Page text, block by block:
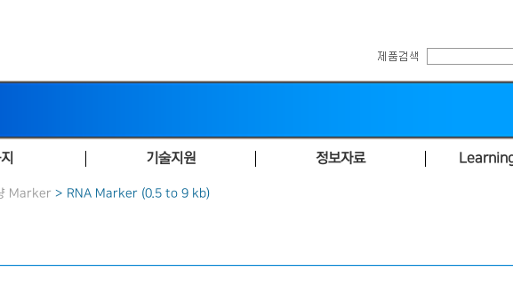
기술지원 정보자료
Marker > RNA Marker (0.5 to 9 kb)